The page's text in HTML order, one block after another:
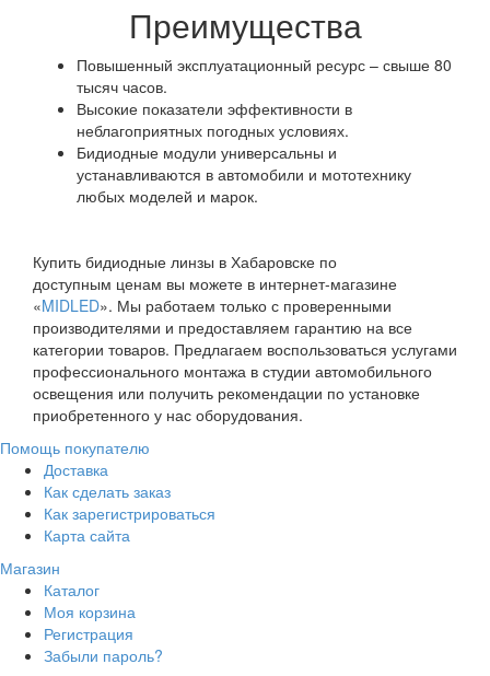
Преимущества
Повышенный эксплуатационный ресурс – свыше 80
тысяч часов.
Высокие показатели эффективности в
неблагоприятных погодных условиях.
Бидиодные модули универсальны и
устанавливаются в автомобили и мототехнику
любых моделей и марок.
Купить бидиодные линзы в Хабаровске по
доступным ценам вы можете в интернет-магазине
«MIDLED». Мы работаем только с проверенными
производителями и предоставляем гарантию на все
категории товаров. Предлагаем воспользоваться услугами
профессионального монтажа в студии автомобильного
освещения или получить рекомендации по установке
приобретенного у нас оборудования.
Помощь покупателю
Доставка
Как сделать заказ
Как зарегистрироваться
Карта сайта
Магазин
Каталог
Моя корзина
Регистрация
Забыли пароль?